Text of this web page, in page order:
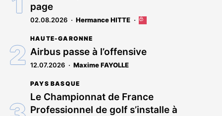
page
02.08.2026 Hermance HITTE
Cet
réservé
aux
HAUTE-GARONNE
Airbus passe à l’offensive
12.07.2026 Maxime FAYOLLE
PAYS BASQUE
Le Championnat de France
Professionnel de golf s’installe à